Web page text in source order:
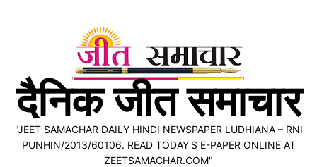
दैनिक जीत समाचार
"JEET SAMACHAR DAILY HINDI NEWSPAPER LUDHIANA – RNI
PUNHIN/2013/60106. READ TODAY'S E-PAPER ONLINE AT
ZEETSAMACHAR.COM"